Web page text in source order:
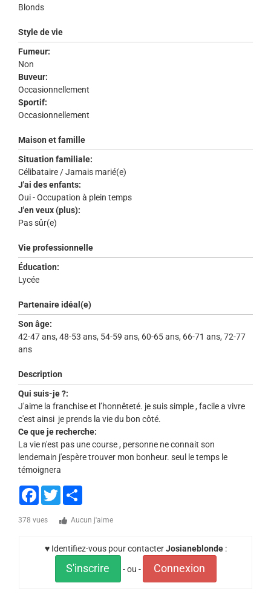
Blonds
Style de vie
Fumeur:
Non
Buveur:
Occasionnellement
Sportif:
Occasionnellement
Maison et famille
Situation familiale:
Célibataire / Jamais marié(e)
J'ai des enfants:
Oui - Occupation à plein temps
J'en veux (plus):
Pas sûr(e)
Vie professionnelle
Éducation:
Lycée
Partenaire idéal(e)
Son âge:
42-47 ans, 48-53 ans, 54-59 ans, 60-65 ans, 66-71 ans, 72-77
ans
Description
Qui suis-je ?:
J'aime la franchise et l’honnêteté. je suis simple , facile a vivre
c'est ainsi je prends la vie du bon côté.
Ce que je recherche:
La vie n'est pas une course , personne ne connait son
lendemain j'espère trouver mon bonheur. seul le temps le
témoignera
Facebook
Twitter
378 vues Aucun j'aime
♥ Identifiez-vous pour contacterJosianeblonde:
S'inscrire - ou - Connexion